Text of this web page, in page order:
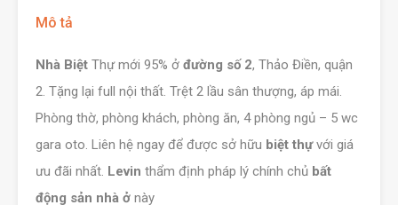
Mô tả
Nhà Biệt Thự mới 95% ở đường số 2, Thảo Điền, quận
2. Tặng lại full nội thất. Trệt 2 lầu sân thượng, áp mái.
Phòng thờ, phòng khách, phòng ăn, 4 phòng ngủ – 5 wc
gara oto. Liên hệ ngay để được sở hữu biệt thựvới giá
ưu đãi nhất. Levin thẩm định pháp lý chính chủ bất
động sản nhà ở này